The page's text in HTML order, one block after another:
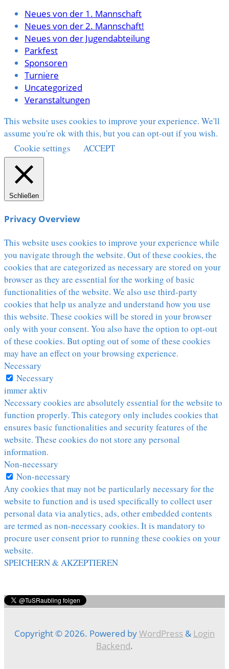
Neues von der 1. Mannschaft
Neues von der 2. Mannschaft!
Neues von der Jugendabteilung
Parkfest
Sponsoren
Turniere
Uncategorized
Veranstaltungen
This website uses cookies to improve your experience. We'll
assume you're ok with this, but you can opt-out if you wish.
Cookie settings
ACCEPT
Schließen
Privacy Overview
This website uses cookies to improve your experience while
you navigate through the website. Out of these cookies, the
cookies that are categorized as necessary are stored on your
browser as they are essential for the working of basic
functionalities of the website. We also use third-party
cookies that help us analyze and understand how you use
this website. These cookies will be stored in your browser
only with your consent. You also have the option to opt-out
of these cookies. But opting out of some of these cookies
may have an effect on your browsing experience.
Necessary
Necessary
immer aktiv
Necessary cookies are absolutely essential for the website to
function properly. This category only includes cookies that
ensures basic functionalities and security features of the
website. These cookies do not store any personal
information.
Non-necessary
Non-necessary
Any cookies that may not be particularly necessary for the
website to function and is used specifically to collect user
personal data via analytics, ads, other embedded contents
are termed as non-necessary cookies. It is mandatory to
procure user consent prior to running these cookies on your
website.
SPEICHERN & AKZEPTIEREN
Copyright © 2026. Powered byWordPress & Login
Backend.